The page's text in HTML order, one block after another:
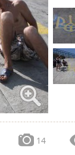
14